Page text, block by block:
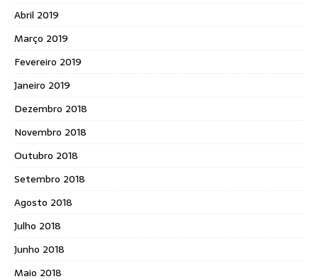
Abril 2019
Março 2019
Fevereiro 2019
Janeiro 2019
Dezembro 2018
Novembro 2018
Outubro 2018
Setembro 2018
Agosto 2018
Julho 2018
Junho 2018
Maio 2018